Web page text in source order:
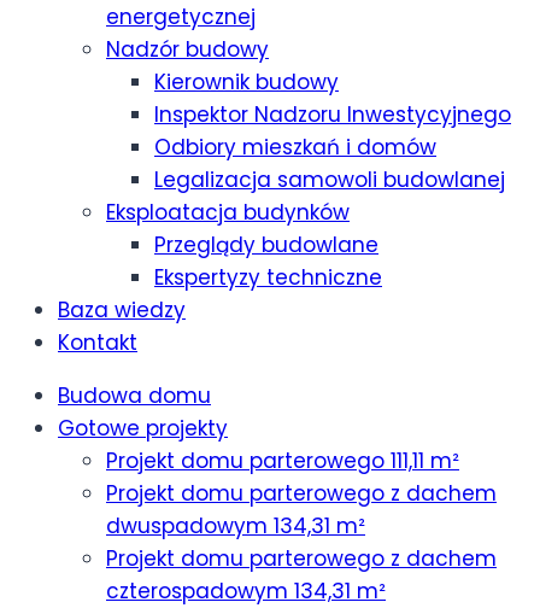
energetycznej
Nadzór budowy
Kierownik budowy
Inspektor Nadzoru Inwestycyjnego
Odbiory mieszkań i domów
Legalizacja samowoli budowlanej
Eksploatacja budynków
Przeglądy budowlane
Ekspertyzy techniczne
Baza wiedzy
Kontakt
Budowa domu
Gotowe projekty
Projekt domu parterowego 111,11 m²
Projekt domu parterowego z dachem
dwuspadowym 134,31 m²
Projekt domu parterowego z dachem
czterospadowym 134,31 m²